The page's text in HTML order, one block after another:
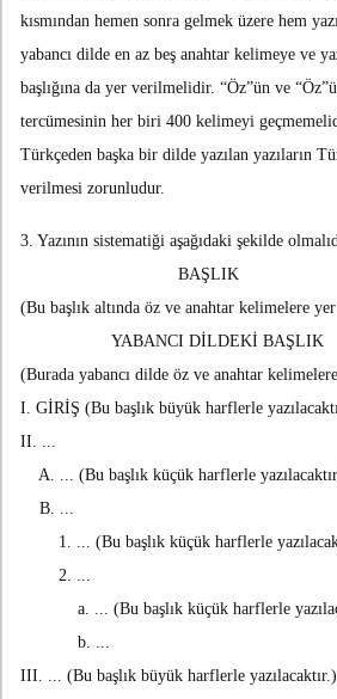
kısmından hemen sonra gelmek üzere hem
yabancı dilde en az beş anahtar kelimeye ve
başlığına da yer verilmelidir. “Öz”ün ve
tercümesinin her biri 400 kelimeyi
Türkçeden başka bir dilde yazılan yazıların
verilmesi zorunludur.
3. Yazının sistematiği aşağıdaki şekilde
BAŞLIK
(Bu başlık altında öz ve anahtar kelimelere
YABANCI DİLDEKİ BAŞLIK
(Burada yabancı dilde öz ve anahtar
I. GİRİŞ (Bu başlık büyük harflerle
II. ...
A. ... (Bu başlık küçük harflerle
B. ...
1. ... (Bu başlık küçük harflerle
2. ...
a. ... (Bu başlık küçük harflerle
b. ...
III. ... (Bu başlık büyük harflerle yazılacaktır.)